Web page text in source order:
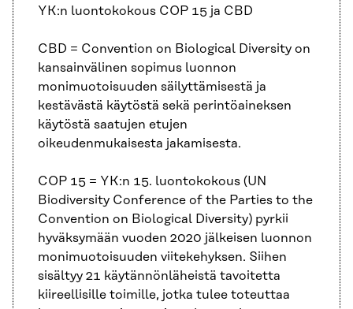
YK:n luontokokous COP 15 ja CBD
CBD = Convention on Biological Diversity on
kansainvälinen sopimus luonnon
monimuotoisuuden säilyttämisestä ja
kestävästä käytöstä sekä perintöaineksen
käytöstä saatujen etujen
oikeudenmukaisesta jakamisesta.
COP 15 = YK:n 15. luontokokous (UN
Biodiversity Conference of the Parties to the
Convention on Biological Diversity) pyrkii
hyväksymään vuoden 2020 jälkeisen luonnon
monimuotoisuuden viitekehyksen. Siihen
sisältyy 21 käytännönläheistä tavoitetta
kiireellisille toimille, jotka tulee toteuttaa